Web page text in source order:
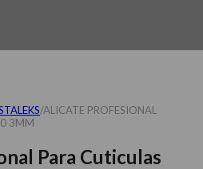
/ALICATE PROFESIONAL
3MM
Para Cuticulas